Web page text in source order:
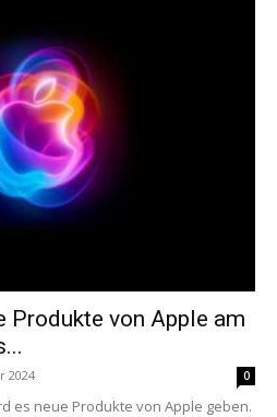
Produkte von Apple am
2024 0
es neue Produkte von Apple geben.